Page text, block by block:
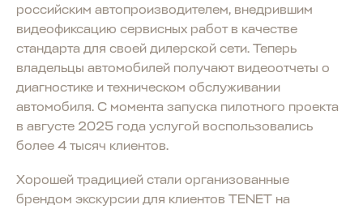
российским автопроизводителем, внедрившим
видеофиксацию сервисных работ в качестве
стандарта для своей дилерской сети. Теперь
владельцы автомобилей получают видеоотчеты о
диагностике и техническом обслуживании
автомобиля. С момента запуска пилотного проекта
в августе 2025 года услугой воспользовались
более 4 тысяч клиентов.
Хорошей традицией стали организованные
брендом экскурсии для клиентов TENET на